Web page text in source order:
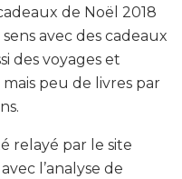
de Noël 2018
avec des cadeaux
des voyages et
peu de livres par
relayé par le site
l’analyse de